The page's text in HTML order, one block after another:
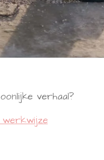
verhaal?